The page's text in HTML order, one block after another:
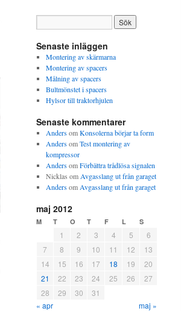
Senaste inläggen
Montering av skärmarna
Montering av spacers
Målning av spacers
Bultmönstet i spacers
Hylsor till traktorhjulen
Senaste kommentarer
AndersomKonsolerna börjar ta form
AndersomTest montering av
kompressor
AndersomFörbättra trådlösa signalen
Nicklas om Avgasslang ut från garaget
Andersom Avgasslang ut från garaget
maj 2012
M T O T F L S
1 2 3 4 5
6
7
8 9 10 11 12
13
14
15 16 17 18 19
20
21
22 23 24 25 26
27
28
29 30
31
« apr
maj »